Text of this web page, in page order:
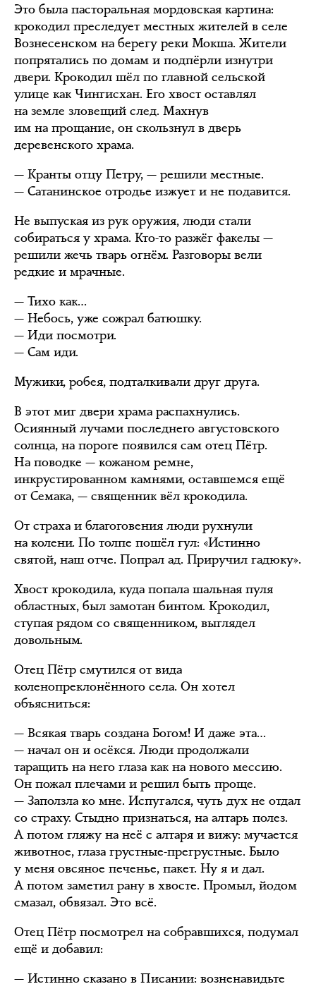
Это была пасторальная мордовская картина:
крокодил преследует местных жителей в селе
Вознесенском на берегу реки Мокша. Жители
попрятались по домам и подпёрли изнутри
двери. Крокодил шёл по главной сельской
улице как Чингисхан. Его хвост оставлял
на земле зловещий след. Махнув
им на прощание, он скользнул в дверь
деревенского храма.
— Кранты отцу Петру, — решили местные.
— Сатанинское отродье изжует и не подавится.
Не выпуская из рук оружия, люди стали
собираться у храма. Кто-то разжёг факелы —
решили жечь тварь огнём. Разговоры вели
редкие и мрачные.
— Тихо как…
— Небось, уже сожрал батюшку.
— Иди посмотри.
— Сам иди.
Мужики, робея, подталкивали друг друга.
В этот миг двери храма распахнулись.
Осиянный лучами последнего августовского
солнца, на пороге появился сам отец Пётр.
На поводке — кожаном ремне,
инкрустированном камнями, оставшемся ещё
от Семака, — священник вёл крокодила.
От страха и благоговения люди рухнули
на колени. По толпе пошёл гул: «Истинно
святой, наш отче. Попрал ад. Приручил гадюку».
Хвост крокодила, куда попала шальная пуля
областных, был замотан бинтом. Крокодил,
ступая рядом со священником, выглядел
довольным.
Отец Пётр смутился от вида
коленопреклонённого села. Он хотел
объясниться:
— Всякая тварь создана Богом! И даже эта…
— начал он и осёкся. Люди продолжали
таращить на него глаза как на нового мессию.
Он пожал плечами и решил быть проще.
— Заползла ко мне. Испугался, чуть дух не отдал
со страху. Стыдно признаться, на алтарь полез.
А потом гляжу на неё с алтаря и вижу: мучается
животное, глаза грустные-прегрустные. Было
у меня овсяное печенье, пакет. Ну я и дал.
А потом заметил рану в хвосте. Промыл, йодом
смазал, обвязал. Это всё.
Отец Пётр посмотрел на собравшихся, подумал
ещё и добавил:
— Истинно сказано в Писании: возненавидьте